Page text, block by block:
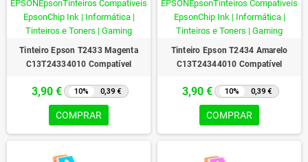
Tinteiro Epson T2433 Magenta
C13T24334010 Compatível
3,90 € 10% 0,39 €
COMPRAR
Tinteiro Epson T2434 Amarelo
C13T24344010 Compatível
3,90 € 10% 0,39 €
COMPRAR